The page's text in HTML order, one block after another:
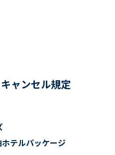
ャンセル規定
テルパッケージ